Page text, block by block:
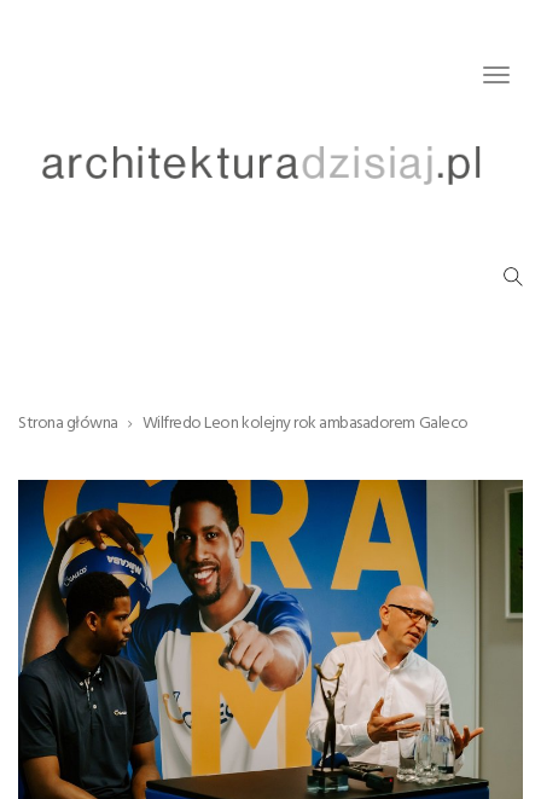
Strona główna Wilfredo Leon kolejny rok ambasadorem Galeco